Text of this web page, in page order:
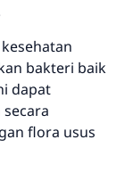
bakteri baik
dapat
flora usus